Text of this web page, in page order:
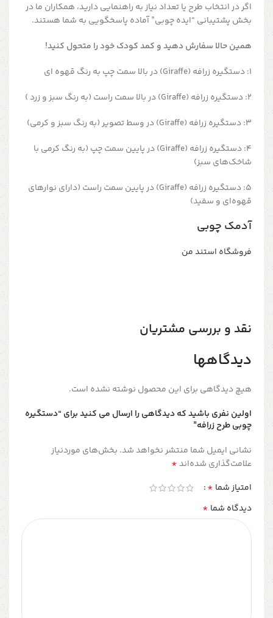
اگر در انتخاب طرح یا تعداد نیاز به راهنمایی دارید، همکاران ما در
بخش پشتیبانی “ایده چوبی” آماده پاسخگویی به شما هستند.
همین حالا سفارش دهید و کمد کودک خود را متحول کنید!
1: دستگیره زرافه (Giraffe) در بالا سمت چپ به رنگ قهوه ای
2: دستگیره زرافه (Giraffe) در بالا سمت راست (به رنگ سبز و زرد )
3: دستگیره زرافه (Giraffe) در وسط تصویر (به رنگ سبز و کرمی)
4: دستگیره زرافه (Giraffe) در پایین سمت چپ (به رنگ کرمی با
شاخک‌های سبز)
5: دستگیره زرافه (Giraffe) در پایین سمت راست (دارای نوارهای
قهوه‌ای و سفید)
آدمک چوبی
فروشگاه استند من
نقد و بررسی مشتریان
دیدگاهها
هیچ دیدگاهی برای این محصول نوشته نشده است.
اولین نفری باشید که دیدگاهی را ارسال می کنید برای “دستگیره
چوبی طرح زرافه”
نشانی ایمیل شما منتشر نخواهد شد. بخش‌های موردنیاز
علامت‌گذاری شده‌اند*
امتیاز شما *
دیدگاه شما *